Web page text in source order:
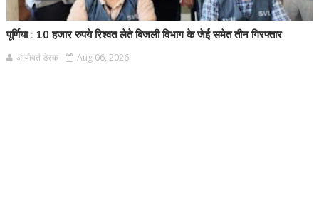
पूर्णिया : 10 हजार रुपये रिश्वत लेते बिजली विभाग के जेई समेत तीन गिरफ्तार
आर्यावर्त डेस्क Aug 06, 2026